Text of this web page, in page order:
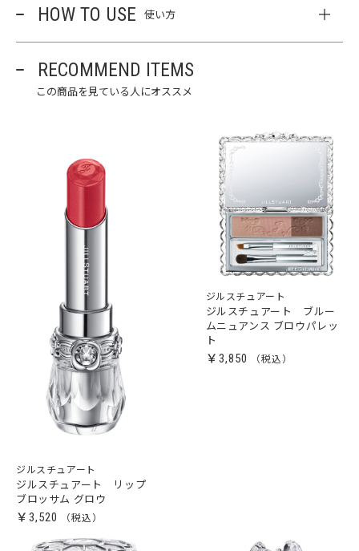
HOW TO USE 使い方
RECOMMEND ITEMS
この商品を見ている人にオススメ
ジルスチュアート
ジルスチュアート リップ
ブロッサム グロウ
￥3,520
ジルスチュアート
ジルスチュアート ブルー
ムニュアンス ブロウパレッ
ト
￥3,850